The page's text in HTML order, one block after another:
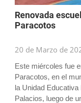
Renovada
Paracotos
20 de Marzo de
Este miércoles fue
Paracotos, en el
la Unidad
Palacios, luego de